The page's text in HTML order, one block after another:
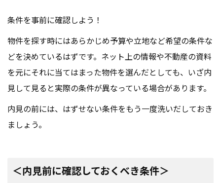
条件を事前に確認しよう！
物件を探す時にはあらかじめ予算や立地など希望の条件な
どを決めているはずです。ネット上の情報や不動産の資料
を元にそれに当てはまった物件を選んだとしても、いざ内
見して見ると実際の条件が異なっている場合があります。
内見の前には、はずせない条件をもう一度洗いだしておき
ましょう。
＜内見前に確認しておくべき条件＞